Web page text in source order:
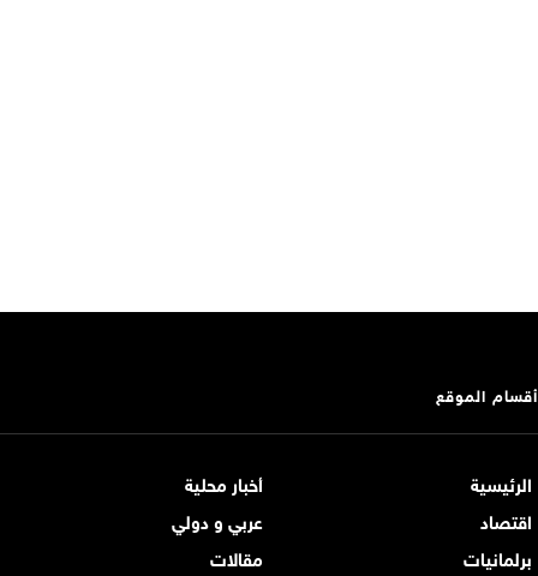
أقسام الموقع
الرئيسية
أخبار محلية
اقتصاد
عربي و دولي
برلمانيات
مقالات